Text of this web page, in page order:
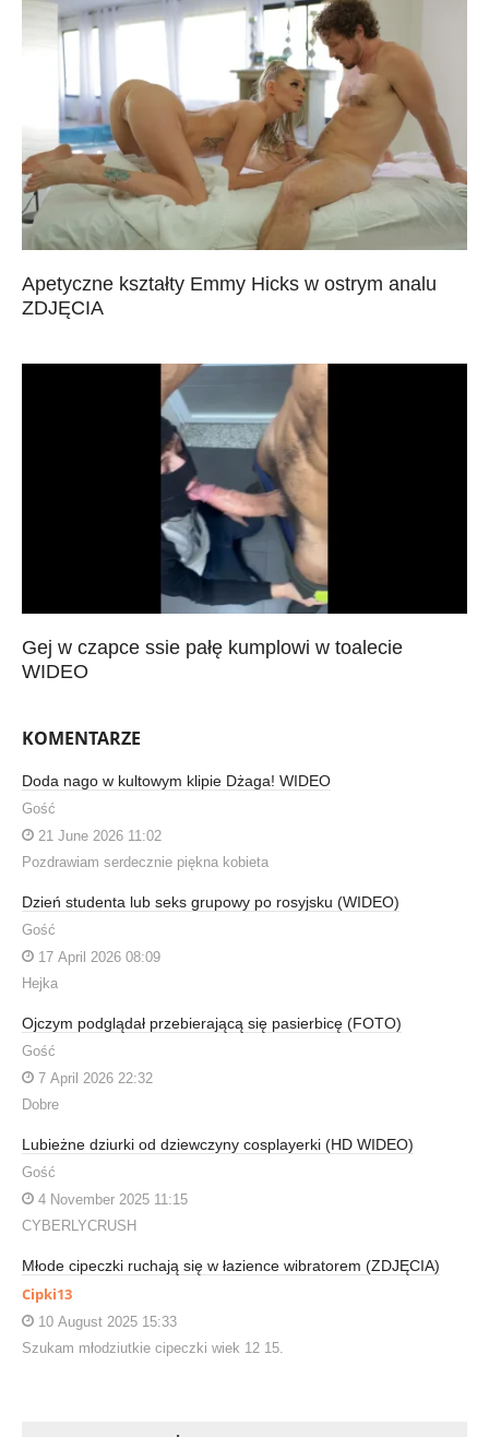
Apetyczne kształty Emmy Hicks w ostrym analu
ZDJĘCIA
Gej w czapce ssie pałę kumplowi w toalecie
WIDEO
KOMENTARZE
Doda nago w kultowym klipie Dżaga! WIDEO
Gość
21 June 2026 11:02
Pozdrawiam serdecznie piękna kobieta
Dzień studenta lub seks grupowy po rosyjsku (WIDEO)
Gość
17 April 2026 08:09
Hejka
Ojczym podglądał przebierającą się pasierbicę (FOTO)
Gość
7 April 2026 22:32
Dobre
Lubieżne dziurki od dziewczyny cosplayerki (HD WIDEO)
Gość
4 November 2025 11:15
CYBERLYCRUSH
Młode cipeczki ruchają się w łazience wibratorem (ZDJĘCIA)
Cipki13
10 August 2025 15:33
Szukam młodziutkie cipeczki wiek 12 15.